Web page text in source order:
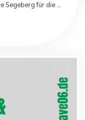
Segeberg für die …